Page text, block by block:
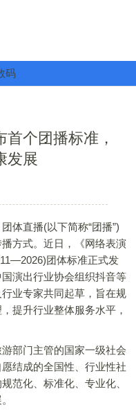
码
个团播标准，
发展
直播(以下简称“团播”)
方式。近日，《网络表演
团体标准正式发
演出行业协会组织抖音等
业专家共同起草，旨在规
提升行业整体服务水平，
部门主管的国家一级社会
结成的全国性、行业性社
范化、标准化、专业化、